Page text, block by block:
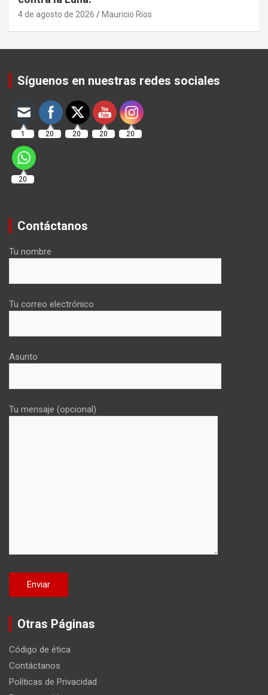
4 de agosto de 2026 Mauricio Ríos
Síguenos en nuestras redes sociales
1 20 20 20 20
20
Contáctanos
Tu nombre
Tu correo electrónico
Asunto
Tu mensaje (opcional)
Otras Páginas
Código de ética
Contáctanos
Políticas de Privacidad